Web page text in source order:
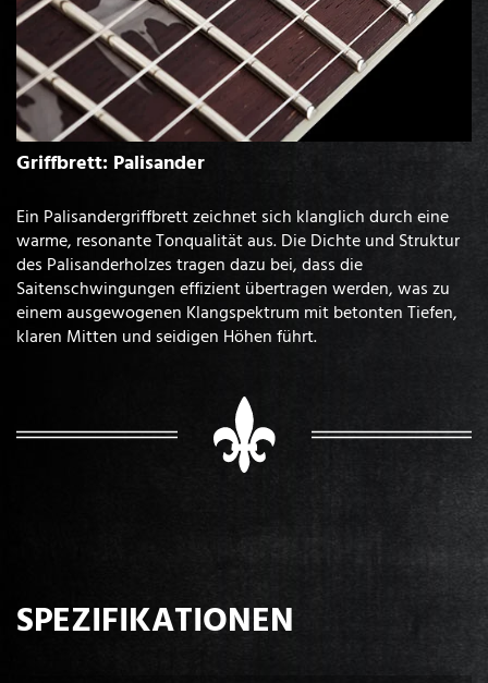
Griffbrett: Palisander
Ein Palisandergriffbrett zeichnet sich klanglich durch eine
warme, resonante Tonqualität aus. Die Dichte und Struktur
des Palisanderholzes tragen dazu bei, dass die
Saitenschwingungen effizient übertragen werden, was zu
einem ausgewogenen Klangspektrum mit betonten Tiefen,
klaren Mitten und seidigen Höhen führt.
SPEZIFIKATIONEN